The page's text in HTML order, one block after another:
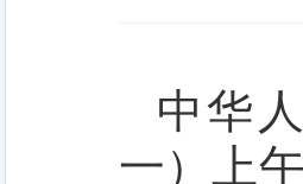
中华
一）上